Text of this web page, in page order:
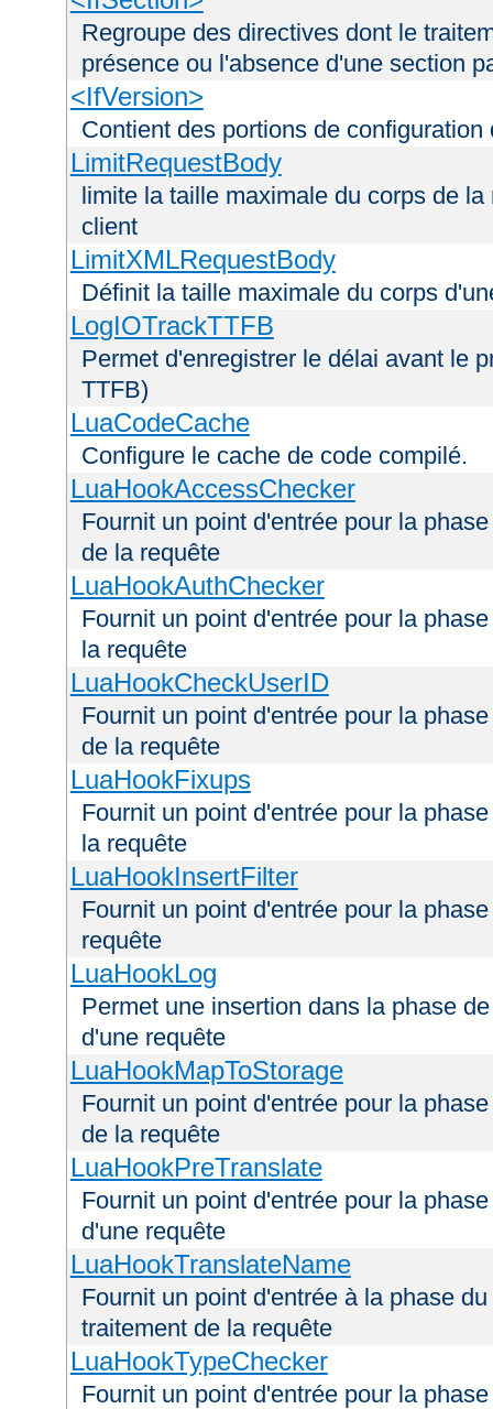
Regroupe des directives dont le
présence ou l'absence d'une section
<IfVersion>
Contient des portions de
LimitRequestBody
limite la taille maximale du corps de
client
LimitXMLRequestBody
Définit la taille maximale du corps
LogIOTrackTTFB
Permet d'enregistrer le délai avant le
TTFB)
LuaCodeCache
Configure le cache de code compilé.
LuaHookAccessChecker
Fournit un point d'entrée pour la
de la requête
LuaHookAuthChecker
Fournit un point d'entrée pour la
la requête
LuaHookCheckUserID
Fournit un point d'entrée pour la
de la requête
LuaHookFixups
Fournit un point d'entrée pour la
la requête
LuaHookInsertFilter
Fournit un point d'entrée pour la
requête
LuaHookLog
Permet une insertion dans la phase
d'une requête
LuaHookMapToStorage
Fournit un point d'entrée pour la
de la requête
LuaHookPreTranslate
Fournit un point d'entrée pour la
d'une requête
LuaHookTranslateName
Fournit un point d'entrée à la phase
traitement de la requête
LuaHookTypeChecker
Fournit un point d'entrée pour la